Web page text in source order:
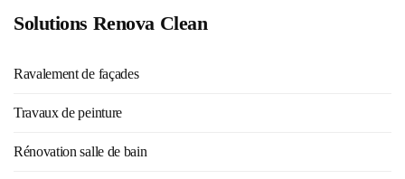
Solutions Renova Clean
Ravalement de façades
Travaux de peinture
Rénovation salle de bain